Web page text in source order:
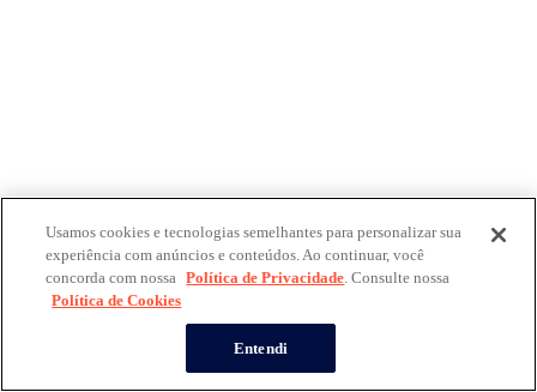
Usamos cookies e tecnologias semelhantes para personalizar sua
experiência com anúncios e conteúdos. Ao continuar, você
concorda com nossa Política de Privacidade. Consulte nossa
Política de Cookies
Entendi